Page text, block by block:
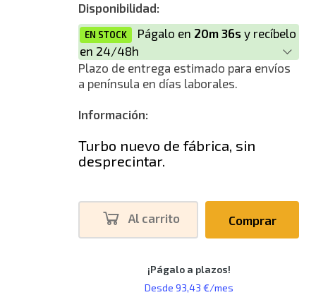
Disponibilidad:
EN STOCK Págalo en 20m 36s y recíbelo
en 24/48h
Plazo de entrega estimado para envíos
a península en días laborales.
Información:
Turbo nuevo de fábrica, sin
desprecintar.
Al carrito Comprar